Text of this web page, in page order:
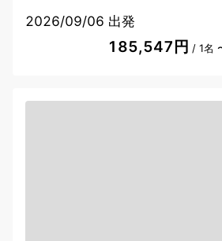
2026/09/06 出発
185,547円 / 1名